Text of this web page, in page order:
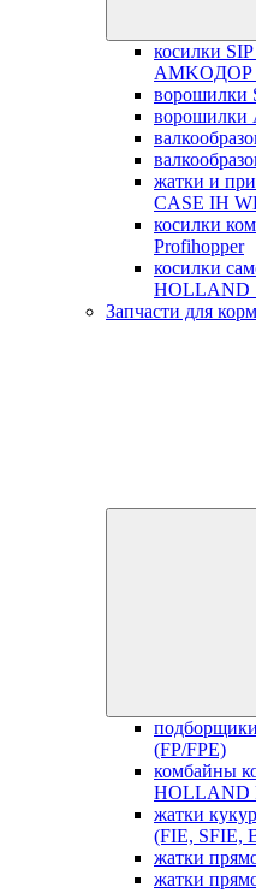
косилки
AMKOДОР
ворошилки
жатки и
CASE IH
косилки
Profihopper
косилки
HOLLAND
Запчасти для
(FP/FPE)
комбайны
HOLLAND
жатки
(FIE, SFIE,
жатки
жатки